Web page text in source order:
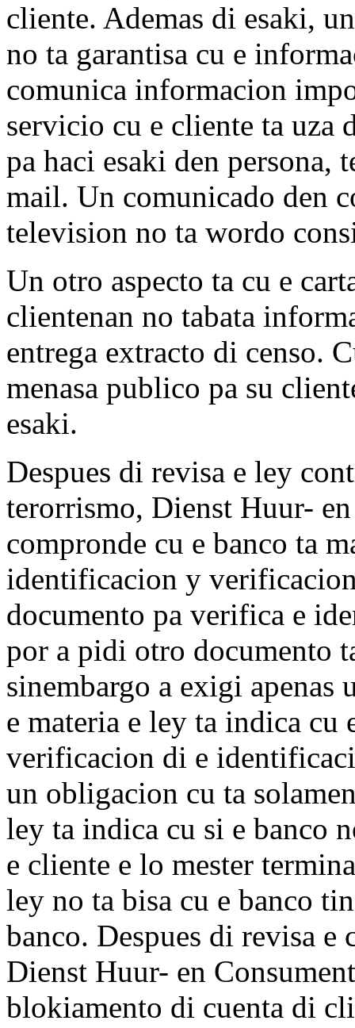
cliente. Ademas di esaki,
no ta garantisa cu e
comunica informacion
servicio cu e cliente ta uza
pa haci esaki den persona,
mail. Un comunicado den
television no ta wordo
Un otro aspecto ta cu e
clientenan no tabata
entrega extracto di censo.
menasa publico pa su
esaki.
Despues di revisa e ley
terorrismo, Dienst Huur-
compronde cu e banco ta
identificacion y
documento pa verifica e
por a pidi otro documento
sinembargo a exigi apenas
e materia e ley ta indica
verificacion di e
un obligacion cu ta
ley ta indica cu si e banco
e cliente e lo mester
ley no ta bisa cu e banco
banco. Despues di revisa
Dienst Huur- en
blokiamento di cuenta di